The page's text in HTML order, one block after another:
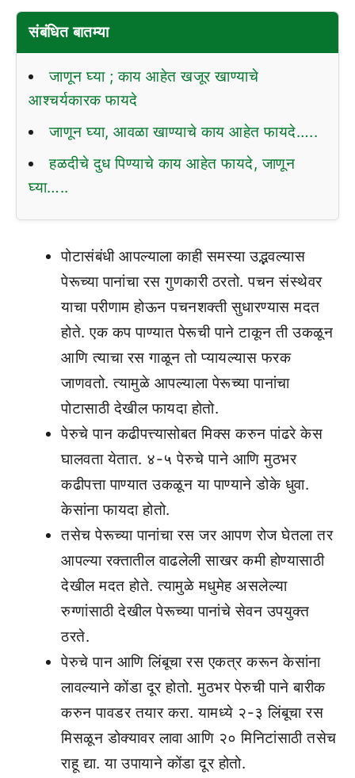
संबंधित बातम्या
जाणून घ्या ; काय आहेत खजूर खाण्याचे
आश्चर्यकारक फायदे
जाणून घ्या, आवळा खाण्याचे काय आहेत फायदे…..
हळदीचे दुध पिण्याचे काय आहेत फायदे, जाणून
घ्या…..
पोटासंबंधी आपल्याला काही समस्या उद्भवल्यास
पेरूच्या पानांचा रस गुणकारी ठरतो. पचन संस्थेवर
याचा परीणाम होऊन पचनशक्ती सुधारण्यास मदत
होते. एक कप पाण्यात पेरूची पाने टाकून ती उकळून
आणि त्याचा रस गाळून तो प्यायल्यास फरक
जाणवतो. त्यामुळे आपल्याला पेरूच्या पानांचा
पोटासाठी देखील फायदा होतो.
पेरुचे पान कढीपत्त्यासोबत मिक्स करुन पांढरे केस
घालवता येतात. ४-५ पेरुचे पाने आणि मुठभर
कढीपत्ता पाण्यात उकळून या पाण्याने डोके धुवा.
केसांना फायदा होतो.
तसेच पेरूच्या पानांचा रस जर आपण रोज घेतला तर
आपल्या रक्तातील वाढलेली साखर कमी होण्यासाठी
देखील मदत होते. त्यामुळे मधुमेह असलेल्या
रुग्णांसाठी देखील पेरूच्या पानांचे सेवन उपयुक्त
ठरते.
पेरुचे पान आणि लिंबूचा रस एकत्र करून केसांना
लावल्याने कोंडा दूर होतो. मुठभर पेरुची पाने बारीक
करुन पावडर तयार करा. यामध्ये २-३ लिंबूचा रस
मिसळून डोक्यावर लावा आणि २० मिनिटांसाठी तसेच
राहू द्या. या उपायाने कोंडा दूर होतो.